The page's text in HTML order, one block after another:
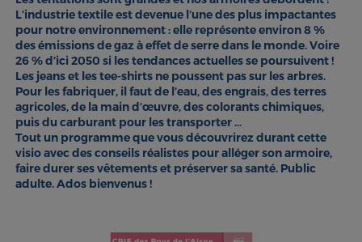
L’industrie textile est devenue l’une des plus impactantes
pour notre environnement : elle représente environ 8 %
des émissions de gaz à effet de serre dans le monde. Voire
26 % d’ici 2050 si les tendances actuelles se poursuivent !
Les jeans et les tee-shirts ne poussent pas sur les arbres.
Pour les fabriquer, il faut de l’eau, des engrais, des terres
agricoles, de la main d’œuvre, des colorants chimiques,
puis du carburant pour les transporter …
Tout un programme que vous découvrirez durant cette
visio avec des conseils réalistes pour alléger son armoire,
faire durer ses vêtements et préserver sa santé. Public
adulte. Ados bienvenus !